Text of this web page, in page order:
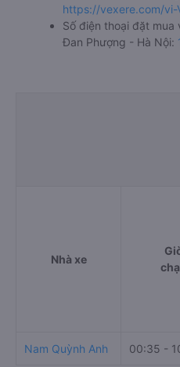
https://vexere.com/
Số điện thoại đặt mua
Đan Phượng - Hà Nội:
Nhà xe
Nam Quỳnh Anh 00:35 -